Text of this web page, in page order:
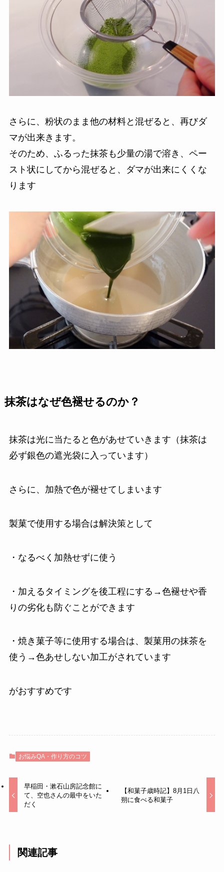
さらに、粉状のまま他の材料と混ぜると、再びダ
マが出来きます。
そのため、ふるった抹茶も少量の湯で溶き、ペー
スト状にしてから混ぜると、ダマが出来にくくな
ります
抹茶はなぜ色褪せるのか？
抹茶は光に当たると色があせていきます（抹茶は
必ず銀色の遮光袋に入っています）
さらに、加熱で色が褪せてしまいます
製菓で使用する場合は解決策として
・なるべく加熱せずに使う
・加えるタイミングを後工程にする→色褪せや香
りの劣化も防ぐことができます
・焼き菓子等に使用する場合は、製菓用の抹茶を
使う→色あせしない加工がされています
がおすすめです
お悩みQA・作り方のコツ
早稲田・漱石山房記念館に
て、空也さんの最中をいた
だく
【和菓子歳時記】8月1日八
朔に食べる和菓子
関連記事